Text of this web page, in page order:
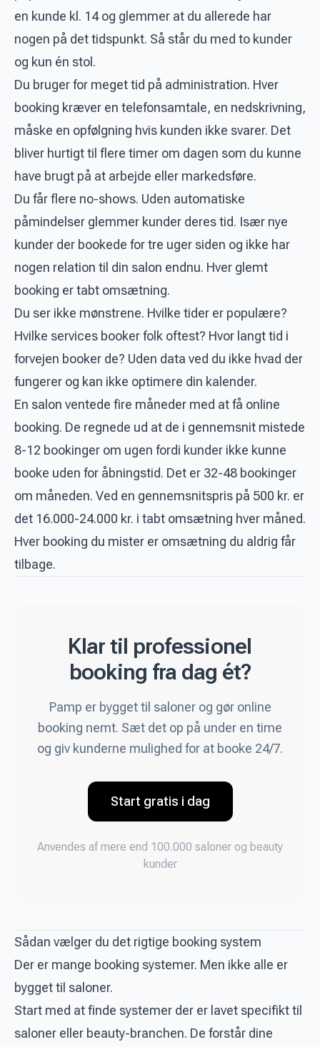
en kunde kl. 14 og glemmer at du allerede har
nogen på det tidspunkt. Så står du med to kunder
og kun én stol.
Du bruger for meget tid på administration. Hver
booking kræver en telefonsamtale, en nedskrivning,
måske en opfølgning hvis kunden ikke svarer. Det
bliver hurtigt til flere timer om dagen som du kunne
have brugt på at arbejde eller markedsføre.
Du får flere no-shows. Uden automatiske
påmindelser glemmer kunder deres tid. Især nye
kunder der bookede for tre uger siden og ikke har
nogen relation til din salon endnu. Hver glemt
booking er tabt omsætning.
Du ser ikke mønstrene. Hvilke tider er populære?
Hvilke services booker folk oftest? Hvor langt tid i
forvejen booker de? Uden data ved du ikke hvad der
fungerer og kan ikke optimere din kalender.
En salon ventede fire måneder med at få online
booking. De regnede ud at de i gennemsnit mistede
8-12 bookinger om ugen fordi kunder ikke kunne
booke uden for åbningstid. Det er 32-48 bookinger
om måneden. Ved en gennemsnitspris på 500 kr. er
det 16.000-24.000 kr. i tabt omsætning hver måned.
Hver booking du mister er omsætning du aldrig får
tilbage.
Klar til professionel
booking fra dag ét?
Pamp er bygget til saloner og gør online
booking nemt. Sæt det op på under en time
og giv kunderne mulighed for at booke 24/7.
Start gratis i dag
Anvendes af mere end 100.000 saloner og beauty
kunder
Sådan vælger du det rigtige booking system
Der er mange booking systemer. Men ikke alle er
bygget til saloner.
Start med at finde systemer der er lavet specifikt til
saloner eller beauty-branchen. De forstår dine